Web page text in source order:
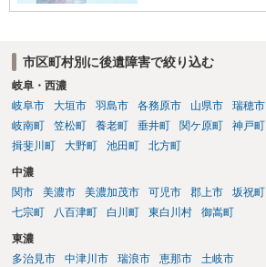
市区町村別に後遺障害で絞り込む
岐阜・西濃
岐阜市
大垣市 羽島市 各務原市 山県市 瑞穂市
岐南町
笠松町 養老町 垂井町 関ケ原町 神戸町
揖斐川町
大野町 池田町 北方町
中濃
関市
美濃市 美濃加茂市 可児市 郡上市 坂祝町
七宗町
八百津町 白川町 東白川村 御嵩町
東濃
多治見市
中津川市 瑞浪市 恵那市 土岐市